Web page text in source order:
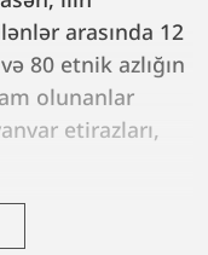
arasında 12
80 etnik azlığın
olunanlar
etirazları,